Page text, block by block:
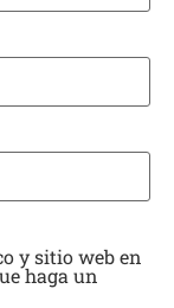
y sitio web en
haga un